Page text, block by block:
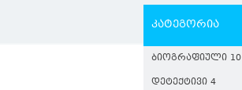
კატეგორია
ᲑᲘᲝᲒᲠᲐᲤᲘᲣᲚᲘ 10
ᲓᲔᲢᲔᲥᲢᲘᲕᲘ 4